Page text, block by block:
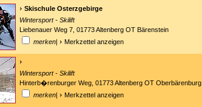
Skischule Osterzgebirge
Wintersport - Skilift
Liebenauer Weg 7, 01773 Altenberg OT Bärenstein
merken| Merkzettel anzeigen
Wintersport - Skilift
Hinterb�renburger Weg, 01773 Altenberg OT Oberbärenburg
merken| Merkzettel anzeigen